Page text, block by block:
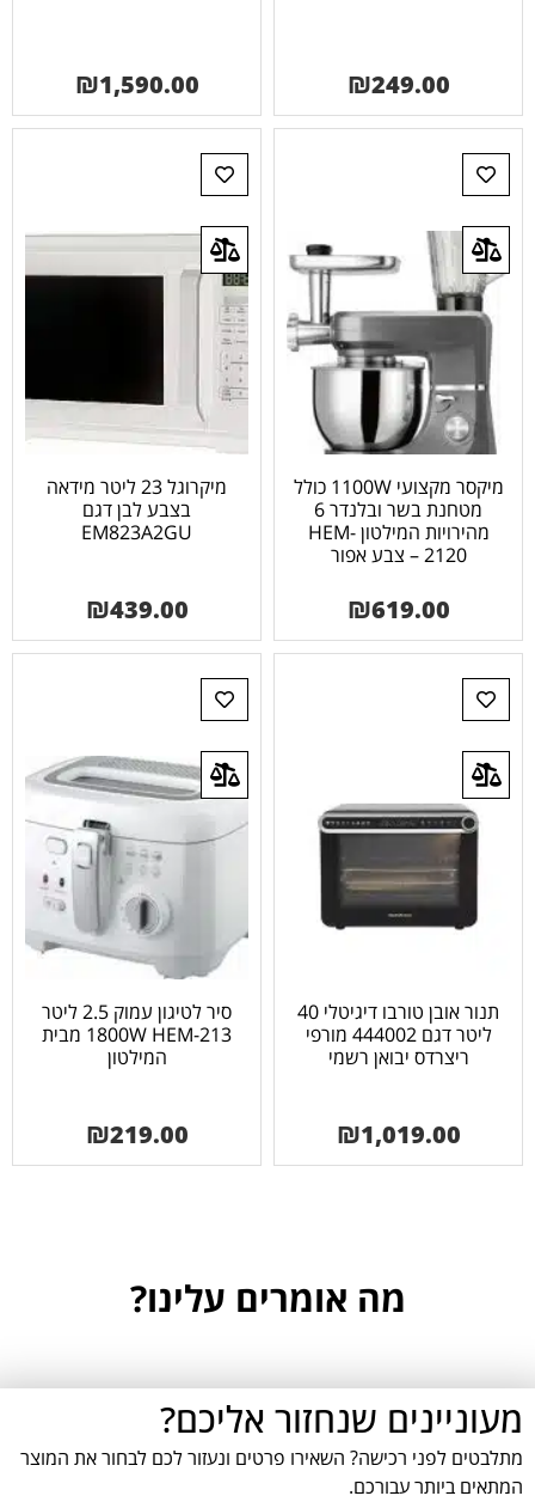
₪249.00
₪1,590.00
מיקסר מקצועי 1100W כולל
מטחנת בשר ובלנדר 6
מהירויות המילטון HEM-
2120 – צבע אפור
₪619.00
מיקרוגל 23 ליטר מידאה
בצבע לבן דגם
EM823A2GU
₪439.00
תנור אובן טורבו דיגיטלי 40
ליטר דגם 444002 מורפי
ריצרדס יבואן רשמי
₪1,019.00
סיר לטיגון עמוק 2.5 ליטר
1800W HEM-213 מבית
המילטון
₪219.00
מה אומרים עלינו?
מעוניינים שנחזור אליכם?
מתלבטים לפני רכישה? השאירו פרטים ונעזור לכם לבחור את המוצר
המתאים ביותר עבורכם.